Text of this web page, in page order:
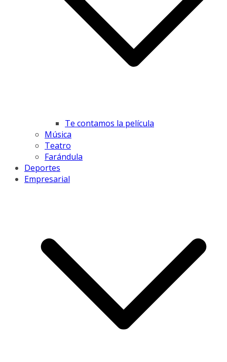
Te contamos la película
Música
Teatro
Farándula
Deportes
Empresarial